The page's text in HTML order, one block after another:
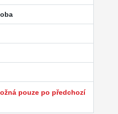
pouze po předchozí